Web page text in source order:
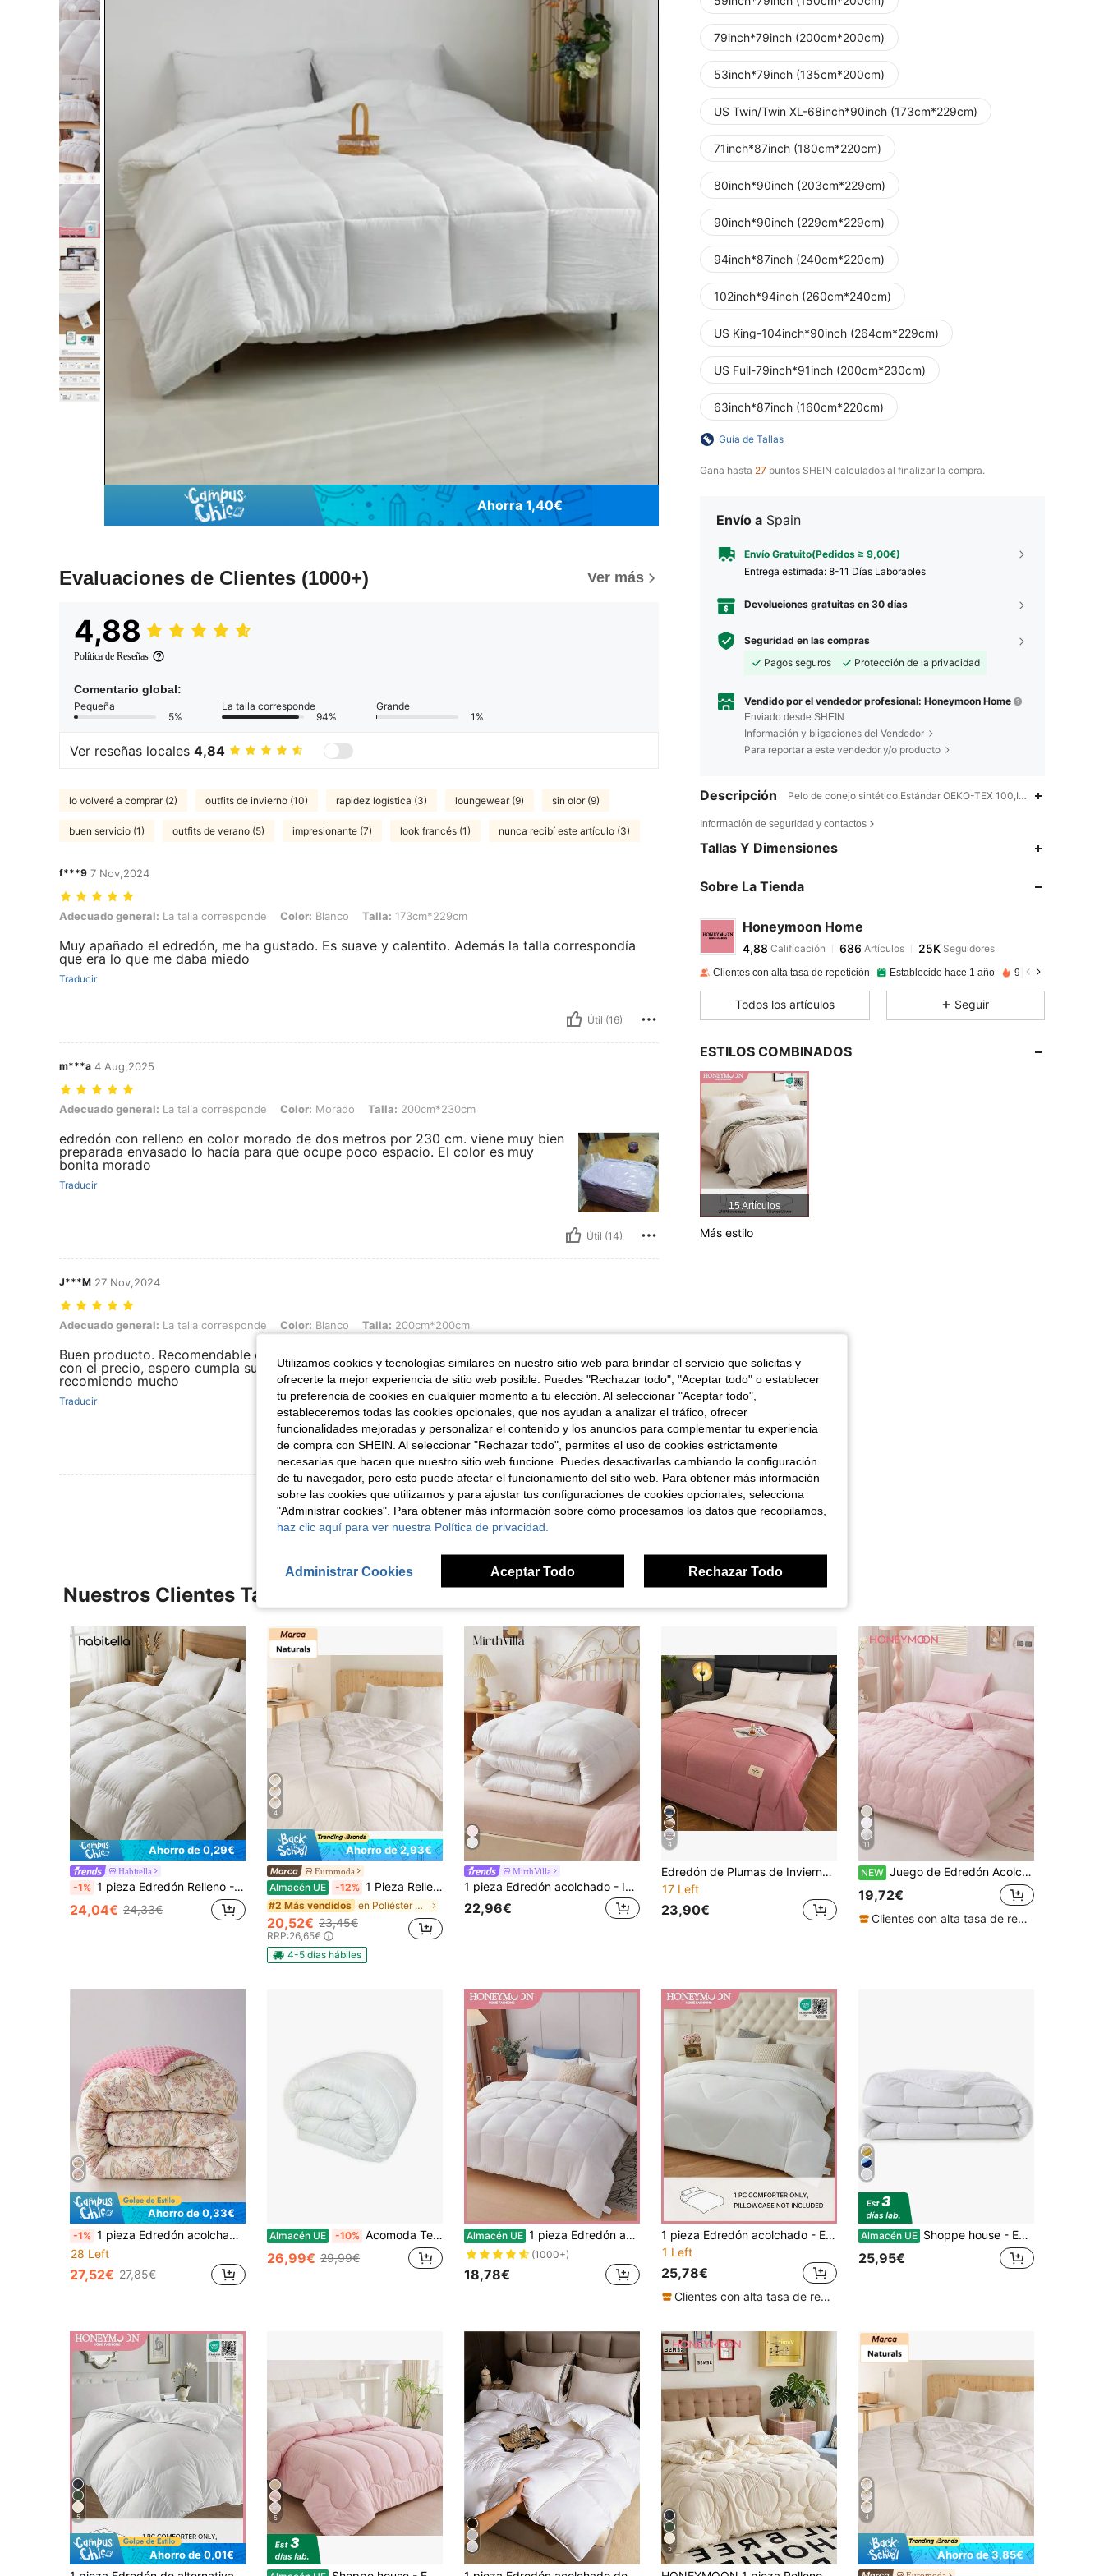
Ahorra 1,40€
Evaluaciones de Clientes (1000+) Ver más
4,88
Política de Reseñas
Comentario global:
Pequeña
5%
La talla corresponde
94%
Grande
1%
Ver reseñas locales 4,84
lo volveré a comprar (2) outfits de invierno (10) rapidez logística (3) loungewear (9) sin olor (9)
buen servicio (1) outfits de verano (5) impresionante (7) look francés (1) nunca recibí este artículo (3)
f***9 7 Nov,2024
Adecuado general: La talla corresponde, Color: Blanco, Talla: 173cm*229cm
Adecuado general: La talla corresponde Color: Blanco Talla: 173cm*229cm
Muy apañado el edredón, me ha gustado. Es suave y calentito. Además la talla correspondía
que era lo que me daba miedo
Traducir
Útil (16)
m***a 4 Aug,2025
Adecuado general: La talla corresponde, Color: Morado, Talla: 200cm*230cm
Adecuado general: La talla corresponde Color: Morado Talla: 200cm*230cm
edredón con relleno en color morado de dos metros por 230 cm. viene muy bien
preparada envasado lo hacía para que ocupe poco espacio. El color es muy
bonita morado
Traducir
Útil (14)
J***M 27 Nov,2024
Adecuado general: La talla corresponde, Color: Blanco, Talla: 200cm*200cm
Adecuado general: La talla corresponde Color: Blanco Talla: 200cm*200cm
Buen producto. Recomendable con excelente calidad y buen relación
con el precio, espero cumpla su función y dure bastante. Lo
recomiendo mucho
Traducir
Útil (7)
Ver Más Reseñas
79inch*79inch (200cm*200cm)
53inch*79inch (135cm*200cm)
US Twin/Twin XL-68inch*90inch (173cm*229cm)
71inch*87inch (180cm*220cm)
80inch*90inch (203cm*229cm)
90inch*90inch (229cm*229cm)
94inch*87inch (240cm*220cm)
102inch*94inch (260cm*240cm)
US King-104inch*90inch (264cm*229cm)
US Full-79inch*91inch (200cm*230cm)
63inch*87inch (160cm*220cm)
Guía de Tallas
Gana hasta 27 puntos SHEIN calculados al finalizar la compra.
Envío a Spain
Envío Gratuito(Pedidos ≥ 9,00€)
Entrega estimada: 8-11 Días Laborables
Devoluciones gratuitas en 30 días
Seguridad en las compras
Pagos seguros
Protección de la privacidad
Vendido por el vendedor profesional: Honeymoon Home
Enviado desde SHEIN
Información y bligaciones del Vendedor
Para reportar a este vendedor y/o producto
Descripción Pelo de conejo sintético,Estándar OEKO-TEX 100,Impresión
Información de seguridad y contactos
Tallas Y Dimensiones
Sobre La Tienda
Honeymoon Home
4,88
4,88 Calificación 686
l***zpagadoHace 1 día
4,88
4,88
4,88
4,88
Clientes con alta tasa de repetición Establecido hace 1 año 99K+ Vendido
Todos los artículos Seguir
ESTILOS COMBINADOS
15 Artículos
Más estilo
Nuestros Clientes También Vieron
Ahorro de 0,29€
Habitella
-1% 1 pieza Edredón Relleno - Edredones Acolchados, Edredón para Todas las Estaciones, Edredón de Relleno Alternativo al Plumón, Santuario del Hogar
24,04€ 24,33€
4
Ahorro de 2,93€
Euromoda
Almacén UE -12% 1 Pieza Relleno Nórdico Blanco de Microfibra Tacto Pluma, Edredón Acolchado Antialérgico y Transpirable, Cuatro Gramajes Disponibles de 120/300/400/250+120g, Camas de 90/105/135/150/180 cm - Naturals, Fabricado en España
#2 Más vendidos en Poliéster Edredones y juegos de cama
20,52€ 23,45€
RRP:26,65€
4-5 días hábiles
MirthVilla
1 pieza Edredón acolchado - Inserción de edredón para todas las estaciones, alternativa a la pluma, certificado Oeko-Tex
22,96€
4
Edredón de Plumas de Invierno Engrosado de Lujo - Relleno de Microfibra Ultra Suave, Edredón Acolchado de unicolor, Apto para Todas las Estaciones, Lavable a Máquina - Ideal para Dormitorio, Hotel y Habitación de Huéspedes (Funda de Almohada No Incluida) Regreso a la Escuela; Útiles Escolares, Ropa de Cama para Dormitorio
17 Left
23,90€
11
NEW Juego de Edredón Acolchado Ondulado HONEYMOON de 2/3 Piezas (Edredón Fino de Verano) (Juego de 2 Piezas = 1 Edredón + 1 Funda de Almohada; Juego de 3 Piezas = 1 Edredón + 2 Fundas de Almohada) - Tela 100% Poliéster con Costura de Rejilla, Ligero y Fresco, Suave y Transpirable, Ropa de Cama Alternativa al Plumón, Fundas de Almohada sin Relleno, Lavable a Máquina, Súper Cómodo para el Verano, Adecuado para Quienes Sudan Fácilmente para Mantenerse Frescos - Tamaños T F Q K Adecuados para el Hogar y Dormitorios Escolares, Esencial para la Vuelta a la Escuela, Certificado Oeko-Tex, Rosa
19,72€
Clientes con alta tasa de repetición
Ahorro de 0,33€
-1% 1 pieza Edredón acolchado con estampado floral botánico de flores pequeñas estilo dibujos animados lindo, Versión A de tela de punto, Versión B de terciopelo de felpa de frijol, cómodo para todas las estaciones, con relleno alternativo de plumón, con lazos en las esquinas, cálido, suave, grueso y artesanal, adecuado para dormitorio, habitación de invitados, temporada de regreso a clases, útiles escolares y ropa de cama para dormitorio
28 Left
27,52€ 27,85€
Almacén UE -10% Acomoda Textil Edredón/Relleno Nórdico 350gr/m². Relleno Dermoprotector con Tratamiento Aloe Vera, Hipoalergénico y Transpirable con Tacto Plumón para Invierno.
26,99€ 29,99€
Almacén UE 1 pieza Edredón acolchado grueso de tela de poliéster para todos los tamaños | Decoración de dormitorio de unicolor elegante | Acento de ropa de cama con estilo, suave, cálido y esponjoso para todas las estaciones
(1000+)
18,78€
1 pieza Edredón acolchado - Edredón acolchado para todas las estaciones, relleno de edredón alternativo de plumón. Certificado Oeko-Tex
1 Left
25,78€
Clientes con alta tasa de repetición
Almacén UE Shoppe house - Edredón de Fibra 170 gr/m2 - Edredón Relleno Nórdica Reversible de Dos Colores - Suave, Transpirable, Ligera, 100% Poliérster
25,95€
5
Ahorro de 0,01€
5
5
4
Ahorro de 3,85€
Utilizamos cookies y tecnologías similares en nuestro sitio web para brindar el servicio que solicitas y
ofrecerte la mejor experiencia de sitio web posible. Puedes "Rechazar todo", "Aceptar todo" o establecer
tu preferencia de cookies en cualquier momento a tu elección. Al seleccionar "Aceptar todo",
estableceremos todas las cookies opcionales, que nos ayudan a analizar el tráfico, ofrecer
funcionalidades mejoradas y personalizar el contenido y los anuncios para complementar tu experiencia
de compra con SHEIN. Al seleccionar "Rechazar todo", permites el uso de cookies estrictamente
necesarias que hacen que nuestro sitio web funcione. Puedes desactivarlas cambiando la configuración
de tu navegador, pero esto puede afectar el funcionamiento del sitio web. Para obtener más información
sobre las cookies que utilizamos y para ajustar tus configuraciones de cookies opcionales, selecciona
"Administrar cookies". Para obtener más información sobre cómo procesamos los datos que recopilamos,
haz clic aquí para ver nuestra Política de privacidad.
Administrar Cookies Aceptar Todo Rechazar Todo